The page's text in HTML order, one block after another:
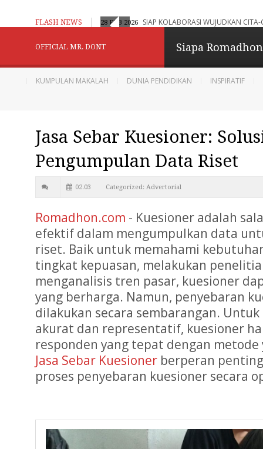
FLASH NEWS
Adaptif, Humanistik dan Berbasis Digital
28 FEB 2026 SIAP KOLABORASI WUJUDKAN
Konselor Kita -
Menginspirasi
Berbagi dan Menginpirasi
OFFICIAL MR. DONT Siapa
KUMPULAN MAKALAH DUNIA PENDIDIKAN INSPIRATIF
Jasa Sebar Kuesioner:
Pengumpulan Data Riset
02.03 Categorized: Advertorial
Romadhon.com - Kuesioner adalah
efektif dalam mengumpulkan data
riset. Baik untuk memahami
tingkat kepuasan, melakukan
menganalisis tren pasar, kuesioner
yang berharga. Namun, penyebaran
dilakukan secara sembarangan.
akurat dan representatif, kuesioner
responden yang tepat dengan
Jasa Sebar Kuesionerberperan
proses penyebaran kuesioner secara